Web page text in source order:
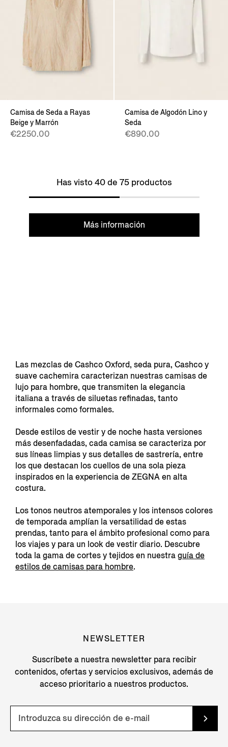
Camisa de Seda a Rayas
Beige y Marrón
€2250.00
Camisa de Algodón Lino y
Seda
€890.00
Has visto 40 de 75 productos
Más información
Las mezclas de Cashco Oxford, seda pura, Cashco y
suave cachemira caracterizan nuestras camisas de
lujo para hombre, que transmiten la elegancia
italiana a través de siluetas refinadas, tanto
informales como formales.
Desde estilos de vestir y de noche hasta versiones
más desenfadadas, cada camisa se caracteriza por
sus líneas limpias y sus detalles de sastrería, entre
los que destacan los cuellos de una sola pieza
inspirados en la experiencia de ZEGNA en alta
costura.
Los tonos neutros atemporales y los intensos colores
de temporada amplían la versatilidad de estas
prendas, tanto para el ámbito profesional como para
los viajes y para un look de vestir diario. Descubre
toda la gama de cortes y tejidos en nuestraguía de
estilos de camisas para hombre.
NEWSLETTER
Suscríbete a nuestra newsletter para recibir
contenidos, ofertas y servicios exclusivos, además de
acceso prioritario a nuestros productos.